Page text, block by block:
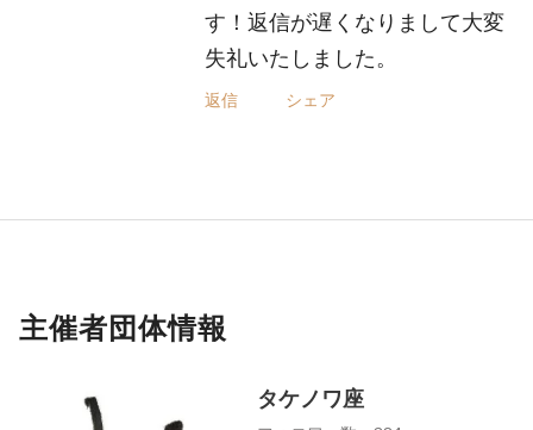
す！返信が遅くなりまして大変
失礼いたしました。
返信 シェア
主催者団体情報
タケノワ座